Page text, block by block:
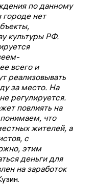
по данному
городе нет
культуры РФ.
всего и
реализовывать
за место. На
регулируется.
повлиять на
что
жителей, а
с
этим
деньги для
на заработок